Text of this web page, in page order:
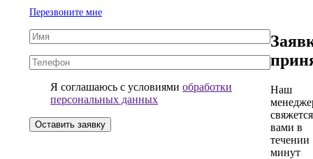
Перезвоните мне
Я соглашаюсь с условиямиобработки
персональных данных
Наш
вами в
течении
минут